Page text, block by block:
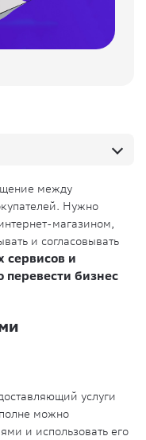
между
Нужно
магазином,
и согласовывать
сервисов и
бизнес
услуги
можно
и использовать его